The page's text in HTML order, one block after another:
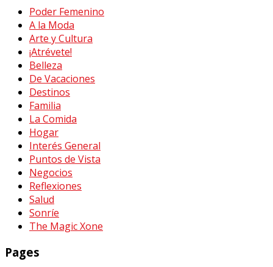
Poder Femenino
A la Moda
Arte y Cultura
¡Atrévete!
Belleza
De Vacaciones
Destinos
Familia
La Comida
Hogar
Interés General
Puntos de Vista
Negocios
Reflexiones
Salud
Sonríe
The Magic Xone
Pages